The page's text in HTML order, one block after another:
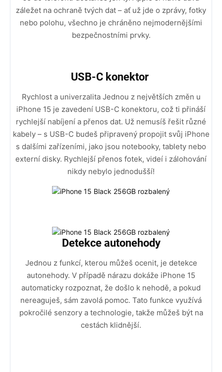
záležet na ochraně tvých dat – ať už jde o zprávy, fotky
nebo polohu, všechno je chráněno nejmodernějšími
bezpečnostními prvky.
USB-C konektor
Rychlost a univerzalita Jednou z největších změn u
iPhone 15 je zavedení USB-C konektoru, což ti přináší
rychlejší nabíjení a přenos dat. Už nemusíš řešit různé
kabely – s USB-C budeš připravený propojit svůj iPhone
s dalšími zařízeními, jako jsou notebooky, tablety nebo
externí disky. Rychlejší přenos fotek, videí i zálohování
nikdy nebylo jednodušší!
Detekce autonehody
Jednou z funkcí, kterou můžeš ocenit, je detekce
autonehody. V případě nárazu dokáže iPhone 15
automaticky rozpoznat, že došlo k nehodě, a pokud
nereaguješ, sám zavolá pomoc. Tato funkce využívá
pokročilé senzory a technologie, takže můžeš být na
cestách klidnější.